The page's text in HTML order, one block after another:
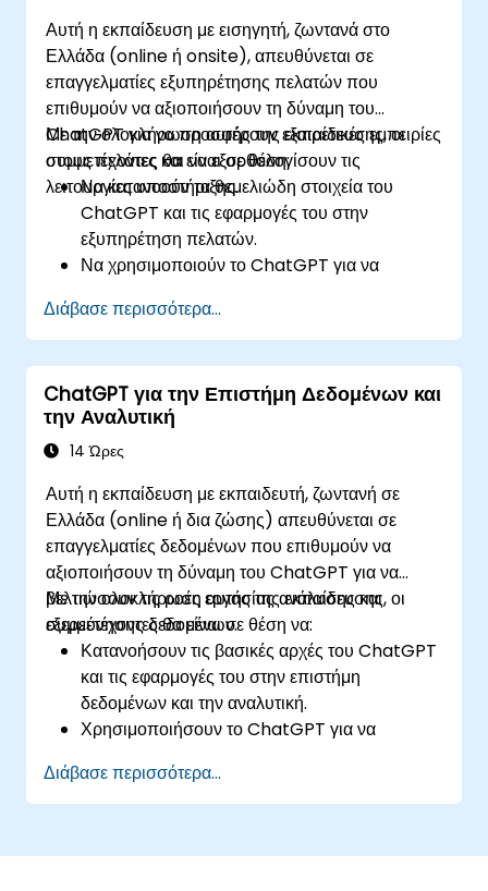
Αυτή η εκπαίδευση με εισηγητή, ζωντανά στο
Ελλάδα (online ή onsite), απευθύνεται σε
επαγγελματίες εξυπηρέτησης πελατών που
επιθυμούν να αξιοποιήσουν τη δύναμη του
ChatGPT για να προσφέρουν εξαιρετικές εμπειρίες
στους πελάτες και να εξορθολογίσουν τις
λειτουργίες υποστήριξης.
Με την ολοκλήρωση αυτής της εκπαίδευσης, οι
συμμετέχοντες θα είναι σε θέση:
Να κατανοούν τα θεμελιώδη στοιχεία του
ChatGPT και τις εφαρμογές του στην
εξυπηρέτηση πελατών.
Να χρησιμοποιούν το ChatGPT για να
υποστήριξη πελατών.
Να αναπτύσσουν αυτοματοποιημένα
chatbots που τροφοδοτούνται από το
ChatGPT για να χειρίζονται ερωτήματα
πελατών.
Να εφαρμόζουν βέλτιστες πρακτικές για την
εξυπηρέτησης πελατών.
Διάβασε περισσότερα...
ChatGPT για την Επιστήμη Δεδομένων και
την Αναλυτική
14 Ώρες
Αυτή η εκπαίδευση με εκπαιδευτή, ζωντανή σε
Ελλάδα (online ή δια ζώσης) απευθύνεται σε
επαγγελματίες δεδομένων που επιθυμούν να
αξιοποιήσουν τη δύναμη του ChatGPT για να
βελτιώσουν τις ροές εργασίας ανάλυσης και
εξερεύνησης δεδομένων.
Με την ολοκλήρωση αυτής της εκπαίδευσης, οι
συμμετέχοντες θα είναι σε θέση να:
Κατανοήσουν τις βασικές αρχές του ChatGPT
και τις εφαρμογές του στην επιστήμη
δεδομένων και την αναλυτική.
Χρησιμοποιήσουν το ChatGPT για να
ανάλυσης δεδομένων.
Αξιοποιήσουν το ChatGPT για να παράγουν
λήψης αποφάσεων.
Εφαρμόσουν βέλτιστες πρακτικές για την
Διάβασε περισσότερα...